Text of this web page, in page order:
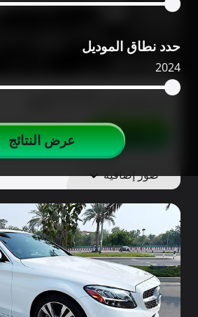
حدد نطاق الموديل
2024
عرض النتائج
330,000
مرسيدس SL43 للبيع
تواصل التفاصيل
صور إضافية